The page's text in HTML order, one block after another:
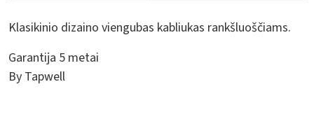
Klasikinio dizaino viengubas kabliukas rankšluoščiams.
Garantija 5 metai
By Tapwell